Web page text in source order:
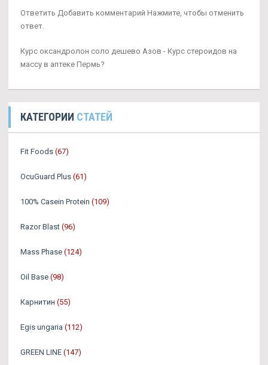
Ответить Добавить комментарий Нажмите, чтобы отменить
ответ.
Курс оксандролон соло дешево Азов - Курс стероидов на
массу в аптеке Пермь?
КАТЕГОРИИ СТАТЕЙ
Fit Foods (67)
OcuGuard Plus (61)
100% Casein Protein (109)
Razor Blast (96)
Mass Phase (124)
Oil Base (98)
Карнитин (55)
Egis ungaria (112)
GREEN LINE (147)